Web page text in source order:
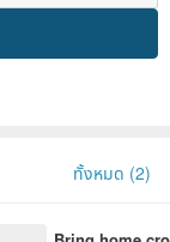
ทั้งหมด (2)